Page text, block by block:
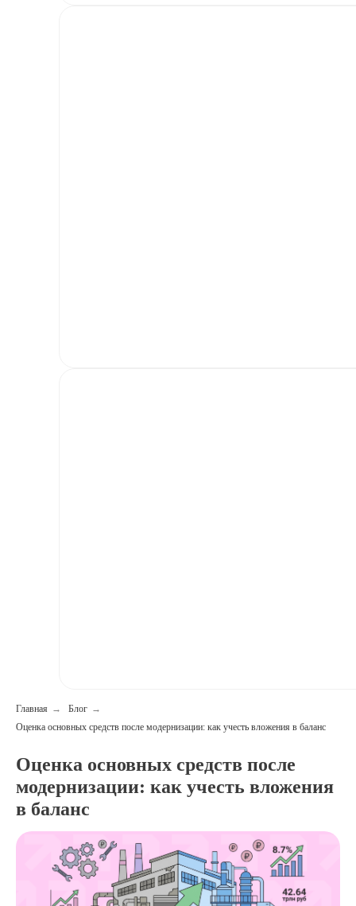
Главная → Блог →
Оценка основных средств после модернизации: как учесть вложения в баланс
Оценка основных средств после
модернизации: как учесть вложения
в баланс